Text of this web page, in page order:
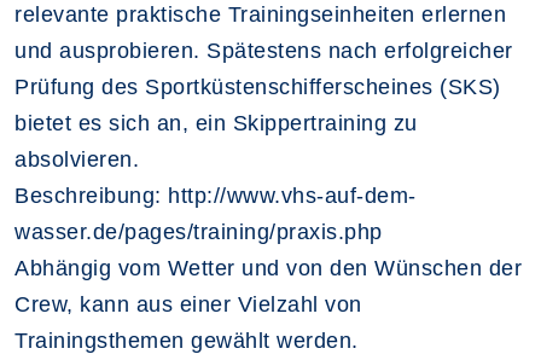
relevante praktische Trainingseinheiten erlernen
und ausprobieren. Spätestens nach erfolgreicher
Prüfung des Sportküstenschifferscheines (SKS)
bietet es sich an, ein Skippertraining zu
absolvieren.
Beschreibung: http://www.vhs-auf-dem-
wasser.de/pages/training/praxis.php
Abhängig vom Wetter und von den Wünschen der
Crew, kann aus einer Vielzahl von
Trainingsthemen gewählt werden.